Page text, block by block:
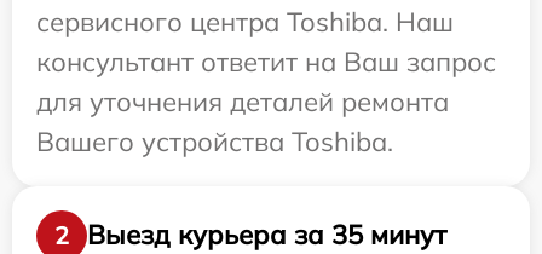
сервисного центра Toshiba. Наш
консультант ответит на Ваш запрос
для уточнения деталей ремонта
Вашего устройства Toshiba.
2
Выезд курьера за 35 минут